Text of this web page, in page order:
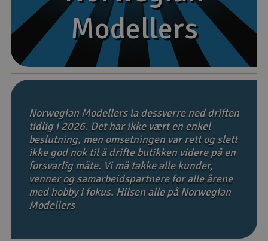
Båter
Droner
Droner for FPV
Fly
Helikopter
Kamerautstyr
Modellbygging, LEGO & byggesett
Modellers
Modellers
Norwegian Modellers la dessverre ned driften
tidlig i 2026. Det har ikke vært en enkel
beslutning, men omsetningen var rett og slett
ikke god nok til å drifte butikken videre på en
forsvarlig måte. Vi må takke alle kunder,
venner og samarbeidspartnere for alle årene
med hobby i fokus. Hilsen alle på Norwegian
Modellers